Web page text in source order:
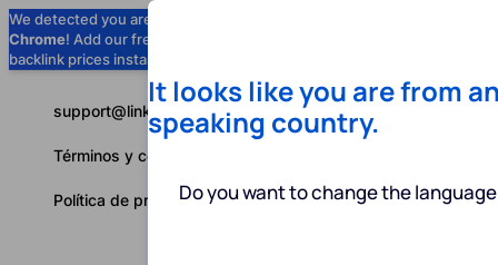
We detected you are using
Chrome! Add our free extension to check
backlink prices instantly as you browse.
support@linkbuilder.com
Términos y condiciones
Política de privacidad
It looks like you are from
speaking country.
Do you want to change the